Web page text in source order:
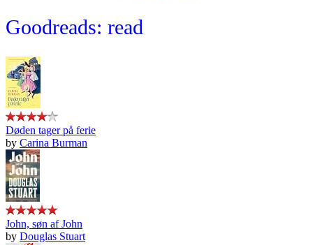
Goodreads: read
Døden tager på ferie
by Carina Burman
John, søn af John
by Douglas Stuart